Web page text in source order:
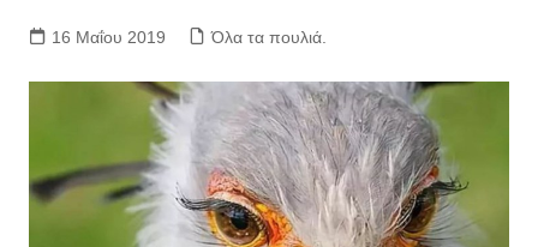
16 Μαΐου 2019 Όλα τα πουλιά.